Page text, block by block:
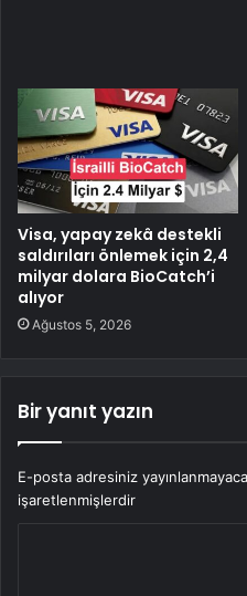
Visa, yapay zekâ destekli
saldırıları önlemek için 2,4
milyar dolara BioCatch’i
alıyor
Ağustos 5, 2026
Bir yanıt yazın
E-posta adresiniz
işaretlenmişlerdir